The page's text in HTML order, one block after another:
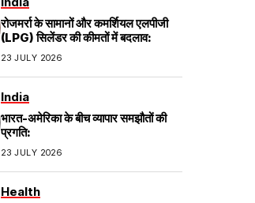
रोजमर्रा के सामानों और कमर्शियल एलपीजी
(LPG) सिलेंडर की कीमतों में बदलाव:
23 JULY 2026
India
भारत-अमेरिका के बीच व्यापार समझौतों की
प्रगति:
23 JULY 2026
Health